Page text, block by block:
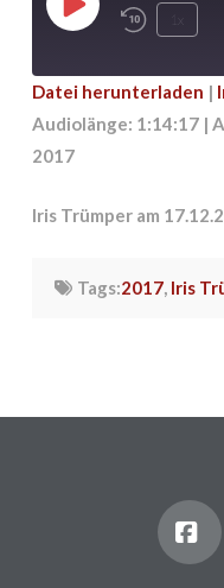
Play
TEILEN
EMBED
Datei herunterladen |
Audiolänge: 1:14:17|
2017
Iris Trümper am
Tags:2017, Iris